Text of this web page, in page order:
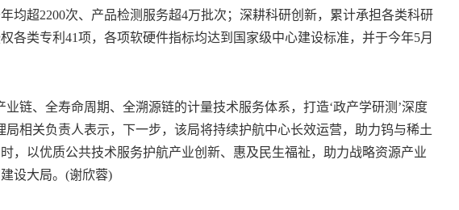
均超2200次、产品检测服务超4万批次；深耕科研创新，累计承担各类科研
各类专利41项，各项软硬件指标均达到国家级中心建设标准，并于今年5月
、全寿命周期、全溯源链的计量技术服务体系，打造‘政产学研测’深度
局相关负责人表示，下一步，该局将持续护航中心长效运营，助力钨与稀土
，以优质公共技术服务护航产业创新、惠及民生福祉，助力战略资源产业
设大局。(谢欣蓉)